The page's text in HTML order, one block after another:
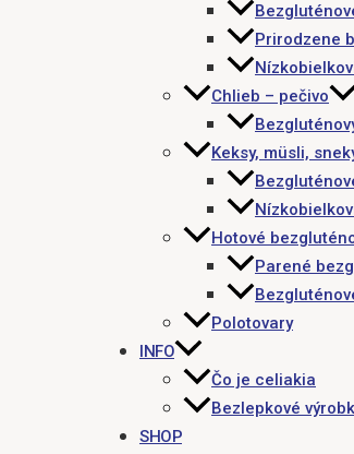
Prirodzene
Chlieb – pečivo
Keksy, müsli,
Hotové
Parené
Polotovary
INFO
Čo je celiakia
Bezlepkové
SHOP